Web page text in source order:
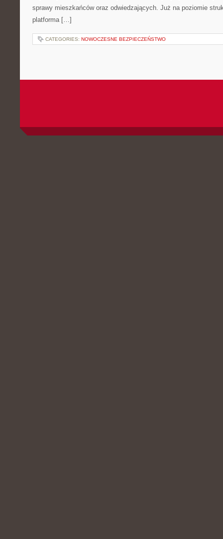
sprawy mieszkańców oraz odwiedzających. Już na poziomie
platforma […]
CATEGORIES: NOWOCZESNE BEZPIECZEŃSTWO